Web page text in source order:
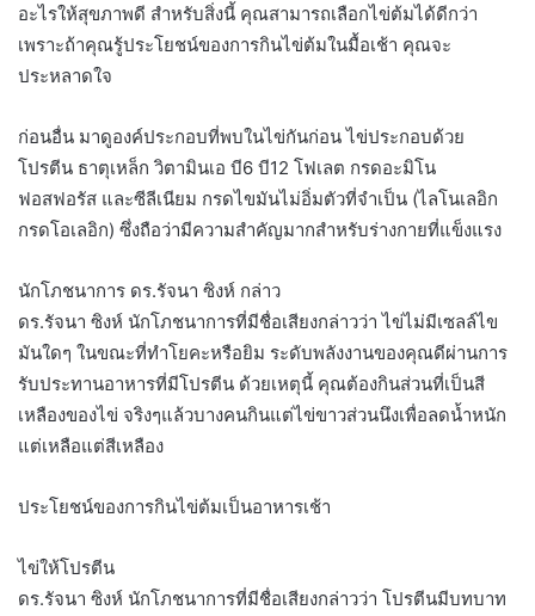
อะไรให้สุขภาพดี สำหรับสิ่งนี้ คุณสามารถเลือกไข่ต้มได้ดีกว่า
เพราะถ้าคุณรู้ประโยชน์ของการกินไข่ต้มในมื้อเช้า คุณจะ
ประหลาดใจ
ก่อนอื่น มาดูองค์ประกอบที่พบในไข่กันก่อน ไข่ประกอบด้วย
โปรตีน ธาตุเหล็ก วิตามินเอ บี6 บี12 โฟเลต กรดอะมิโน
ฟอสฟอรัส และซีลีเนียม กรดไขมันไม่อิ่มตัวที่จำเป็น (ไลโนเลอิก
กรดโอเลอิก) ซึ่งถือว่ามีความสำคัญมากสำหรับร่างกายที่แข็งแรง
นักโภชนาการ ดร.รัจนา ซิงห์ กล่าว
ดร.รัจนา ซิงห์ นักโภชนาการที่มีชื่อเสียงกล่าวว่า ไข่ไม่มีเซลล์ไข
มันใดๆ ในขณะที่ทำโยคะหรือยิม ระดับพลังงานของคุณดีผ่านการ
รับประทานอาหารที่มีโปรตีน ด้วยเหตุนี้ คุณต้องกินส่วนที่เป็นสี
เหลืองของไข่ จริงๆแล้วบางคนกินแต่ไข่ขาวส่วนนึงเพื่อลดน้ำหนัก
แต่เหลือแต่สีเหลือง
ประโยชน์ของการกินไข่ต้มเป็นอาหารเช้า
ไข่ให้โปรตีน
ดร.รัจนา ซิงห์ นักโภชนาการที่มีชื่อเสียงกล่าวว่า โปรตีนมีบทบาท